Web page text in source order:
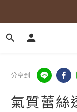
分享到
氣質蕾絲